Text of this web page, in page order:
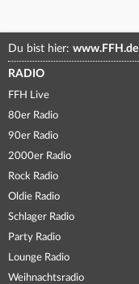
Du bist hier: www.FFH.de
RADIO
FFH Live
80er Radio
90er Radio
2000er Radio
Rock Radio
Oldie Radio
Schlager Radio
Party Radio
Lounge Radio
Weihnachtsradio